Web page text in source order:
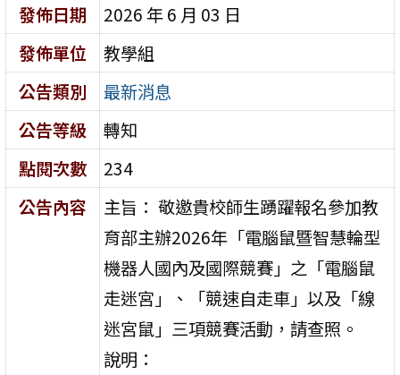
發佈日期
2026 年 6 月 03 日
發佈單位
教學組
公告類別
最新消息
公告等級
轉知
點閱次數
234
公告內容
主旨： 敬邀貴校師生踴躍報名參加教
育部主辦2026年「電腦鼠暨智慧輪型
機器人國內及國際競賽」之「電腦鼠
走迷宮」、「競速自走車」以及「線
迷宮鼠」三項競賽活動，請查照。
說明：